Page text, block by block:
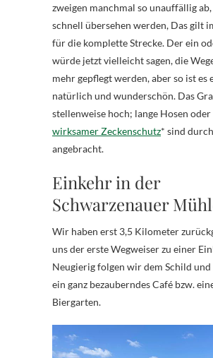
zweigen manchmal so unauffällig ab,
schnell übersehen werden, Das gilt
für die komplette Strecke. Der ein
würde jetzt vielleicht sagen, die
mehr gepflegt werden, aber so ist es
natürlich und wunderschön. Das
stellenweise hoch; lange Hosen oder
wirksamer Zeckenschutz* sind
angebracht.
Einkehr in der
Schwarzenauer
Wir haben erst 3,5 Kilometer
uns der erste Wegweiser zu einer
Neugierig folgen wir dem Schild und
ein ganz bezauberndes Café bzw.
Biergarten.